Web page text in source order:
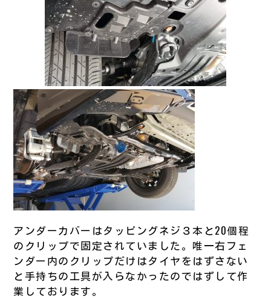
アンダーカバーはタッピングネジ３本と20個程
のクリップで固定されていました。唯一右フェ
ンダー内のクリップだけはタイヤをはずさない
と手持ちの工具が入らなかったのではずして作
業しております。